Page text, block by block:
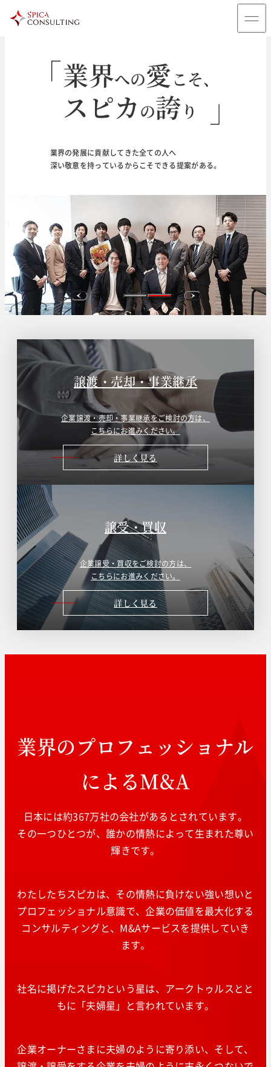
輝く未来のために
業界への愛こそ、
スピカ の誇 り
業界の発展に貢献してきた全ての人へ
深い敬意を持っているからこそできる提案がある。
譲渡・売却・事業継承
企業譲渡・売却・事業継承をご検討の方は、
こちらにお進みください。
詳しく見る
譲受・買収
企業譲受・買収をご検討の方は、
こちらにお進みください。
詳しく見る
業界のプロフェッショナル
によるM&A
日本には約367万社の会社があるとされています。
その一つひとつが、誰かの情熱によって生まれた尊い
輝きです。
わたしたちスピカは、その情熱に負けない強い想いと
プロフェッショナル意識で、企業の価値を最大化する
コンサルティングと、M&Aサービスを提供していき
ます。
社名に掲げたスピカという星は、アークトゥルスとと
もに「夫婦星」と言われています。
企業オーナーさまに夫婦のように寄り添い、そして、